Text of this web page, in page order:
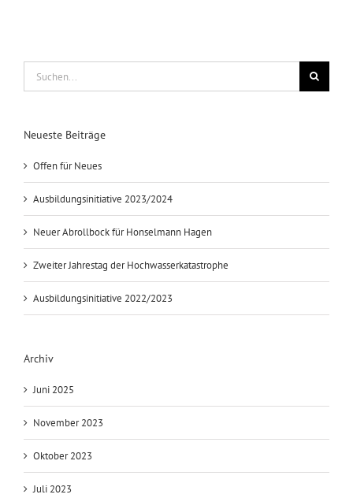
Neueste Beiträge
Offen für Neues
Ausbildungsinitiative 2023/2024
Neuer Abrollbock für Honselmann Hagen
Zweiter Jahrestag der Hochwasserkatastrophe
Ausbildungsinitiative 2022/2023
Archiv
Juni 2025
November 2023
Oktober 2023
Juli 2023